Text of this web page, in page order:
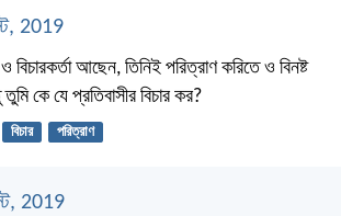
2019
আছেন, তিনিই পরিত্রাণ করিতে ও বিনষ্ট
কে যে প্রতিবাসীর বিচার কর?
বিচার পরিত্রাণ
2019